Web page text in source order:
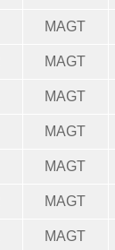
MAGT
MAGT
MAGT
MAGT
MAGT
MAGT
MAGT